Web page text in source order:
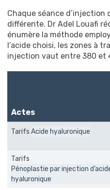
Chaque séance d’injection
différente. Dr Adel Louafi
énumère la méthode
l’acide choisi, les zones à
injection vaut entre 380 et
Actes
Tarifs Acide hyaluronique
Tarifs
Pénoplastie par injection
hyaluronique